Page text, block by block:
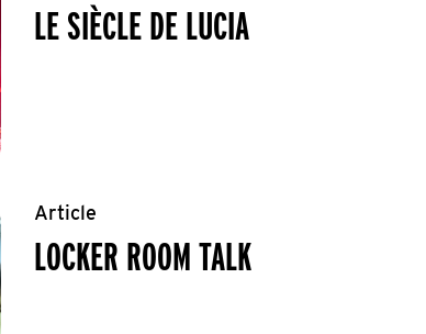
LE SIÈCLE DE LUCIA
LOCKER ROOM TALK
Article